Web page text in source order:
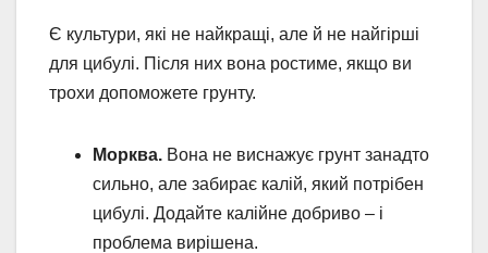
Є культури, які не найкращі, але й не найгірші
для цибулі. Після них вона ростиме, якщо ви
трохи допоможете грунту.
Морква. Вона не виснажує грунт занадто
сильно, але забирає калій, який потрібен
цибулі. Додайте калійне добриво – і
проблема вирішена.